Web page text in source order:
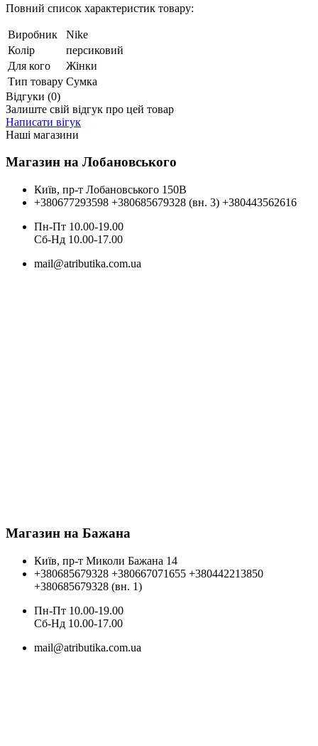
Повний список характеристик товару:
Виробник
Nike
Колір
персиковий
Для кого
Жінки
Тип товару Сумка
Відгуки (0)
Залиште свій відгук про цей товар
Написати вігук
Наші магазини
Магазин на Лобановського
Київ, пр-т Лобановського 150В
+380677293598 +380685679328 (вн. 3) +380443562616
Пн-Пт 10.00-19.00
Cб-Нд 10.00-17.00
mail@atributika.com.ua
Магазин на Бажана
Київ, пр-т Миколи Бажана 14
+380685679328 +380667071655 +380442213850
+380685679328 (вн. 1)
Пн-Пт 10.00-19.00
Cб-Нд 10.00-17.00
mail@atributika.com.ua